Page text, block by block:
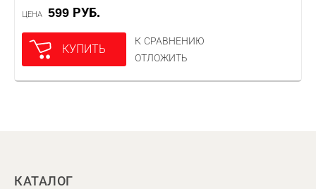
ЦЕНА 599 РУБ.
КУПИТЬ
К СРАВНЕНИЮ
ОТЛОЖИТЬ
КАТАЛОГ